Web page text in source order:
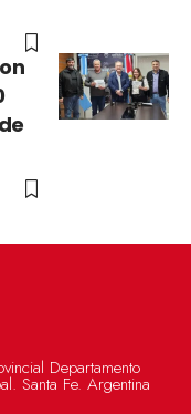
Departamento
Santa Fe. Argentina